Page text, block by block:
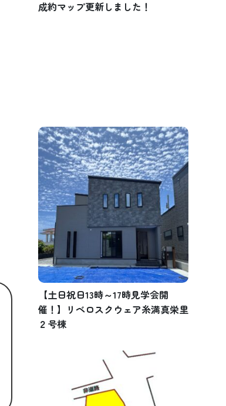
成約マップ更新しました！
【土日祝日13時～17時見学会開
催！】リベロスクウェア糸満真栄里
２号棟